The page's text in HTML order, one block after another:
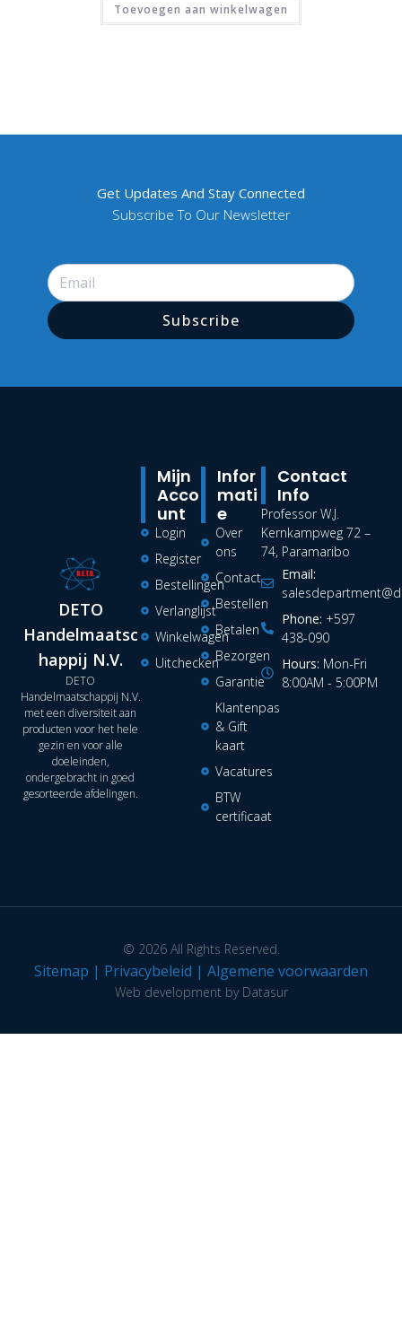
Toevoegen aan winkelwagen
Get Updates And Stay Connected
Subscribe To Our Newsletter
Subscribe
DETO
Handelmaatsc
happij N.V.
DETO
Handelmaatschappij N.V.
met een diversiteit aan
producten voor het hele
gezin en voor alle
doeleinden,
ondergebracht in goed
gesorteerde afdelingen.
Infor
Mati
E
Over
ons
Contact
Bestellen
Betalen
Bezorgen
Garantie
Klantenpas
& Gift
kaart
Vacatures
BTW
certificaat
Mijn
Acco
Unt
Login
Register
Bestellingen
Verlanglijst
Winkelwagen
Uitchecken
Contact
Info
Professor W.J.
Kernkampweg 72 –
74, Paramaribo
Email:
Phone: +597
438-090
Hours: Mon-Fri
8:00AM - 5:00PM
© 2026 All Rights Reserved.
Sitemap | Privacybeleid | Algemene voorwaarden
Web development by Datasur